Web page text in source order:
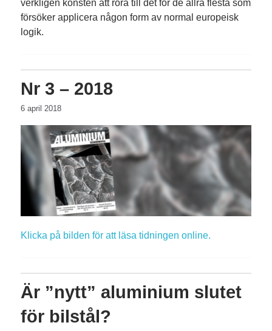
verkligen konsten att röra till det för de allra flesta som
försöker applicera någon form av normal europeisk
logik.
Nr 3 – 2018
6 april 2018
Klicka på bilden för att läsa tidningen online.
Är ”nytt” aluminium slutet
för bilstål?